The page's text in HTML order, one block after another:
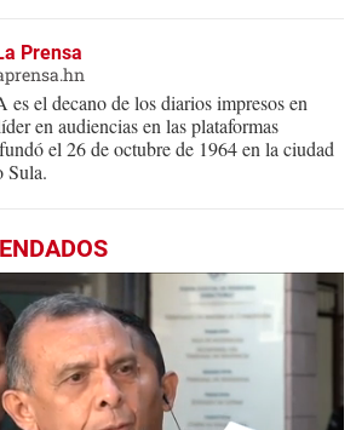
Prensa
el decano de los diarios impresos en
en audiencias en las plataformas
el 26 de octubre de 1964 en la ciudad
Sula.